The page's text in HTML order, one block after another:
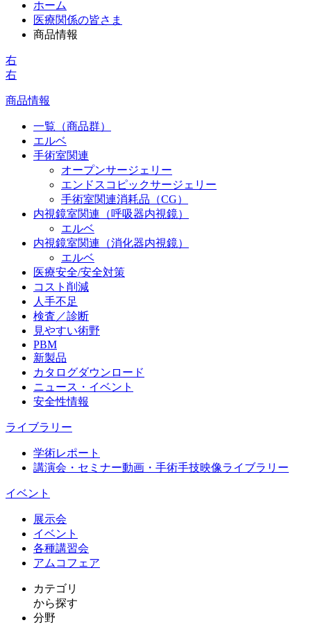
ホーム
医療関係の皆さま
商品情報
右
右
商品情報
一覧（商品群）
エルベ
手術室関連
オープンサージェリー
エンドスコピックサージェリー
手術室関連消耗品（CG）
内視鏡室関連（呼吸器内視鏡）
エルベ
内視鏡室関連（消化器内視鏡）
エルベ
医療安全/安全対策
コスト削減
人手不足
検査／診断
見やすい術野
PBM
新製品
カタログダウンロード
ニュース・イベント
安全性情報
ライブラリー
学術レポート
講演会・セミナー動画・手術手技映像ライブラリー
イベント
展示会
イベント
各種講習会
アムコフェア
カテゴリ
から探す
分野